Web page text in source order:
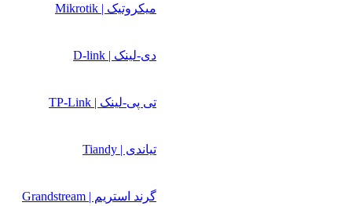
میکروتیک | Mikrotik
دی-لینک | D-link
تی پی-لینک | TP-Link
تیاندی | Tiandy
گرند استریم | Grandstream